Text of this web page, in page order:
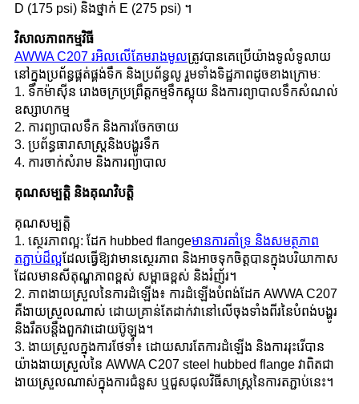
D (175 psi) និងថ្នាក់ E (275 psi) ។
វិសាលភាពកម្មវិធី
AWWA C207 រអិលលើគែមរាងមូលត្រូវបានគេប្រើយ៉ាងទូលំទូលាយ
នៅក្នុងប្រព័ន្ធផ្គត់ផ្គង់ទឹក និងប្រព័ន្ធលូ រួមទាំងទិដ្ឋភាពដូចខាងក្រោមៈ
1. ទឹកម៉ាស៊ីន រោងចក្រប្រព្រឹត្តកម្មទឹកស្អុយ និងការព្យាបាលទឹកសំណល់
ឧស្សាហកម្ម
2. ការព្យាបាលទឹក និងការចែកចាយ
3. ប្រព័ន្ធធារាសាស្រ្តនិងបង្ហូរទឹក
4. ការចាក់សំរាម និងការព្យាបាល
គុណសម្បត្តិ និងគុណវិបត្តិ
គុណសម្បត្តិ
1. ស្ថេរភាពល្អ: ដែក hubbed flangeមានការគាំទ្រ និងសមត្ថភាព
តភ្ជាប់ដ៏ល្អដែលធ្វើឱ្យវាមានស្ថេរភាព និងអាចទុកចិត្តបានក្នុងបរិយាកាស
ដែលមានសីតុណ្ហភាពខ្ពស់ សម្ពាធខ្ពស់ និងរំញ័រ។
2. ភាពងាយស្រួលនៃការដំឡើង៖ ការដំឡើងបំពង់ដែក AWWA C207
គឺងាយស្រួលណាស់ ដោយគ្រាន់តែដាក់វានៅលើចុងទាំងពីរនៃបំពង់បង្ហូរ
និងរឹតបន្តឹងពួកវាដោយប៊ូឡុង។
3. ងាយស្រួលក្នុងការថែទាំ៖ ដោយសារតែការដំឡើង និងការរុះរើបាន
យ៉ាងងាយស្រួលនៃ AWWA C207 steel hubbed flange វាពិតជា
ងាយស្រួលណាស់ក្នុងការជំនួស ឬជួសជុលវិធីសាស្រ្តនៃការតភ្ជាប់នេះ។